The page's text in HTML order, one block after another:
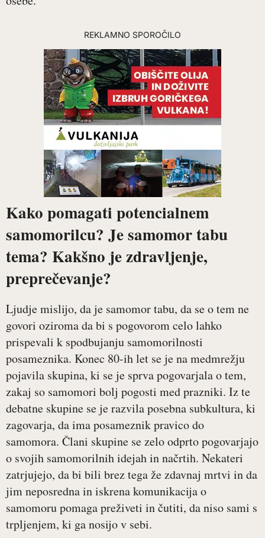
REKLAMNO SPOROČILO
Kako pomagati potencialnem
samomorilcu? Je samomor tabu
tema? Kakšno je zdravljenje,
preprečevanje?
Ljudje mislijo, da je samomor tabu, da se o tem ne
govori oziroma da bi s pogovorom celo lahko
prispevali k spodbujanju samomorilnosti
posameznika. Konec 80-ih let se je na medmrežju
pojavila skupina, ki se je sprva pogovarjala o tem,
zakaj so samomori bolj pogosti med prazniki. Iz te
debatne skupine se je razvila posebna subkultura, ki
zagovarja, da ima posameznik pravico do
samomora. Člani skupine se zelo odprto pogovarjajo
o svojih samomorilnih idejah in načrtih. Nekateri
zatrjujejo, da bi bili brez tega že zdavnaj mrtvi in da
jim neposredna in iskrena komunikacija o
samomoru pomaga preživeti in čutiti, da niso sami s
trpljenjem, ki ga nosijo v sebi.